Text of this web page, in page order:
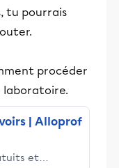
tu pourrais
procéder
laboratoire.
| Alloprof
et